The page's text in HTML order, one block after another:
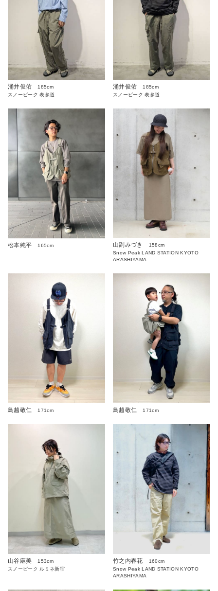
涌井俊佑
185cm
スノーピーク 表参道
涌井俊佑
185cm
スノーピーク 表参道
松本純平 165cm 山副みづき
158cm
Snow Peak LAND STATION KYOTO
ARASHIYAMA
鳥越敬仁 171cm 鳥越敬仁 171cm
山谷麻美
153cm
スノーピーク ルミネ新宿
竹之内春花
160cm
Snow Peak LAND STATION KYOTO
ARASHIYAMA